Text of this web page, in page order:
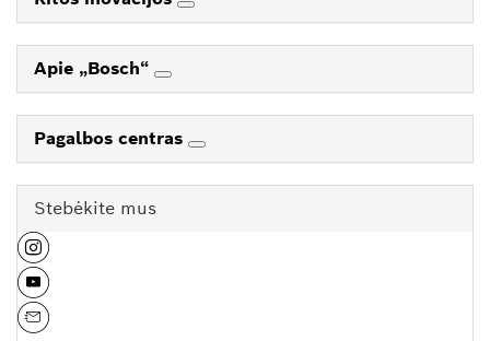
Apie „Bosch“
Pagalbos centras
Stebėkite mus